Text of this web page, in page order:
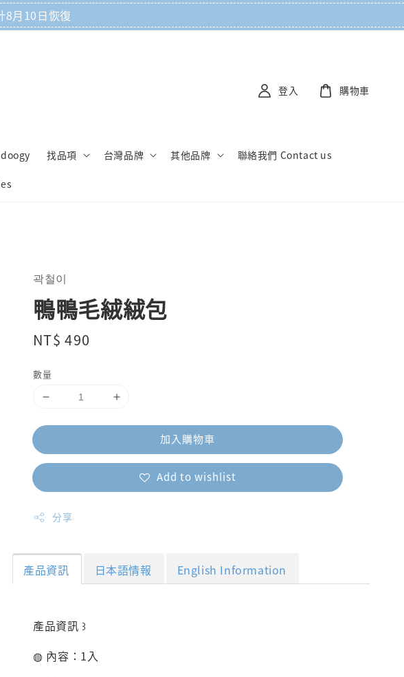
8月10日恢復
找品項 台灣品牌 其他品牌 聯絡我們 Contact us
登入 購物車
곽철이
鴨鴨毛絨絨包
Regular
NT$ 490
數量
加入購物車
Add to wishlist
分享
產品資訊 日本語情報 English Information
產品資訊 ꒱
◍ 內容：1入